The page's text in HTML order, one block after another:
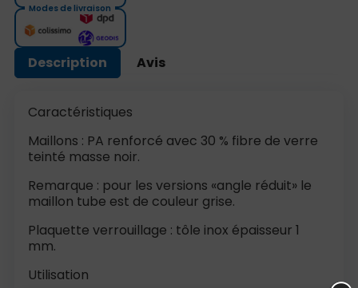
Modes de livraison
Description Avis
Caractéristiques
Maillons : PA renforcé avec 30 % fibre de verre
teinté masse noir.
Remarque : pour les versions «angle réduit» le
maillon tube est de couleur grise.
Plaquette verrouillage : tôle inox épaisseur 1
mm.
Utilisation